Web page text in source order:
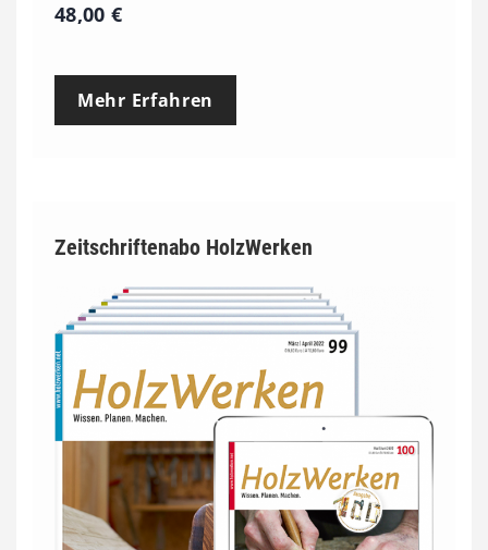
48,00€
Mehr Erfahren
Zeitschriftenabo HolzWerken